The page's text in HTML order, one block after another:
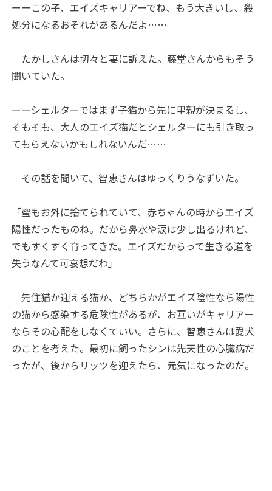
ーーこの子、エイズキャリアーでね、もう大きいし、殺
処分になるおそれがあるんだよ……
たかしさんは切々と妻に訴えた。藤堂さんからもそう
聞いていた。
ーーシェルターではまず子猫から先に里親が決まるし、
そもそも、大人のエイズ猫だとシェルターにも引き取っ
てもらえないかもしれないんだ……
その話を聞いて、智恵さんはゆっくりうなずいた。
「蜜もお外に捨てられていて、赤ちゃんの時からエイズ
陽性だったものね。だから鼻水や涙は少し出るけれど、
でもすくすく育ってきた。エイズだからって生きる道を
失うなんて可哀想だわ」
先住猫か迎える猫か、どちらかがエイズ陰性なら陽性
の猫から感染する危険性があるが、お互いがキャリアー
ならその心配をしなくていい。さらに、智恵さんは愛犬
のことを考えた。最初に飼ったシンは先天性の心臓病だ
ったが、後からリッツを迎えたら、元気になったのだ。